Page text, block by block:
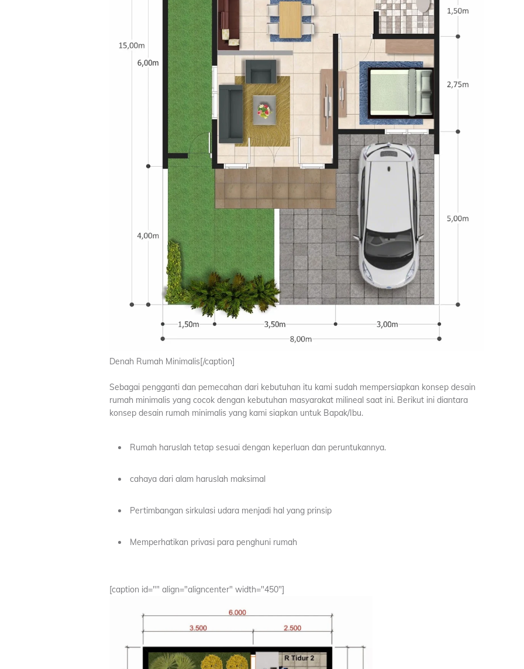
Denah Rumah Minimalis[/caption]
Sebagai pengganti dan pemecahan dari kebutuhan itu kami sudah mempersiapkan konsep desain
rumah minimalis yang cocok dengan kebutuhan masyarakat milineal saat ini. Berikut ini diantara
konsep desain rumah minimalis yang kami siapkan untuk Bapak/Ibu.
Rumah haruslah tetap sesuai dengan keperluan dan peruntukannya.
cahaya dari alam haruslah maksimal
Pertimbangan sirkulasi udara menjadi hal yang prinsip
Memperhatikan privasi para penghuni rumah
[caption id="" align="aligncenter" width="450"]